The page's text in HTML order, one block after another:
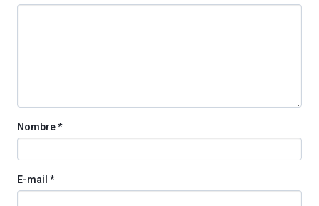
Nombre*
E-mail *